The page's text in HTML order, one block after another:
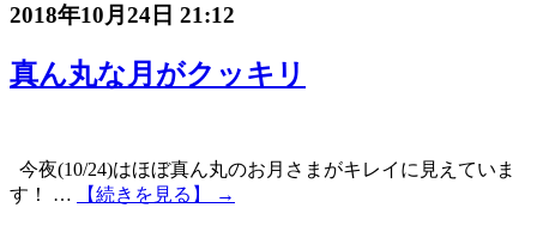
2018年10月24日 21:12
真ん丸な月がクッキリ
今夜(10/24)はほぼ真ん丸のお月さまがキレイに見えていま
す！ …
【続きを見る】 →